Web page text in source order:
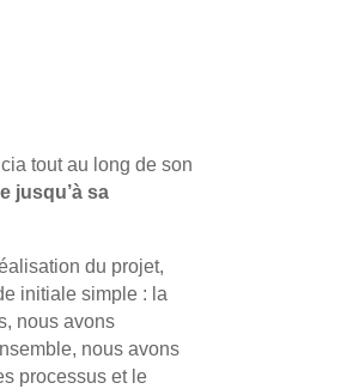
tout au long de son
jusqu’à sa
du projet,
initiale simple : la
nous avons
nous avons
processus et le